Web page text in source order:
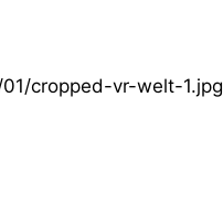
cropped-vr-welt-1.jpg